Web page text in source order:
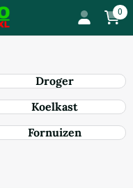
0
Droger
Koelkast
Fornuizen